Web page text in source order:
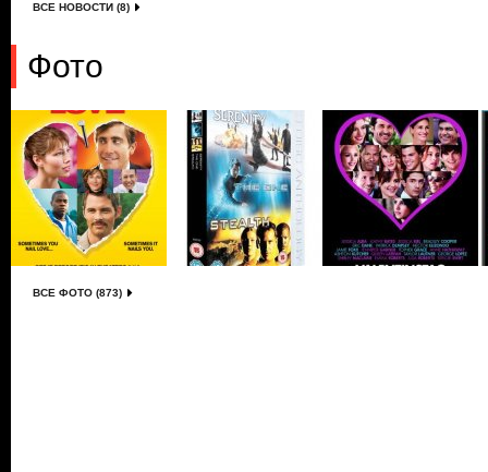
ВСЕ НОВОСТИ (8)
Фото
ВСЕ ФОТО (873)